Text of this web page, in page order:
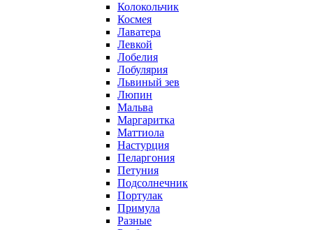
Колокольчик
Космея
Лаватера
Левкой
Лобелия
Лобулярия
Львиный зев
Люпин
Мальва
Маргаритка
Маттиола
Настурция
Пеларгония
Петуния
Подсолнечник
Портулак
Примула
Разные